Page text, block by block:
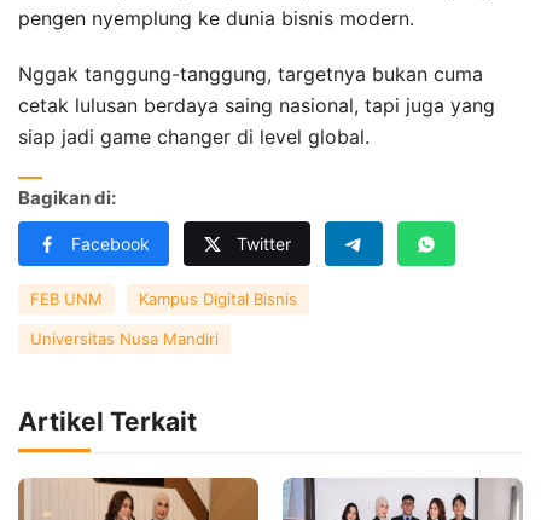
pengen nyemplung ke dunia bisnis modern.
Nggak tanggung-tanggung, targetnya bukan cuma
cetak lulusan berdaya saing nasional, tapi juga yang
siap jadi game changer di level global.
Bagikan di:
Facebook Twitter
FEB UNM Kampus Digital Bisnis
Universitas Nusa Mandiri
Artikel Terkait